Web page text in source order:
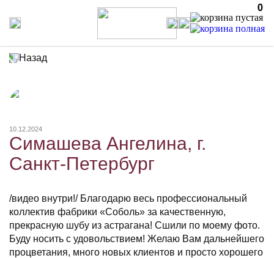
0
0
Назад
10.12.2024
Симашева Ангелина, г.
Санкт-Петербург
/видео внутри!/ Благодарю весь профессиональный
коллектив фабрики «Соболь» за качественную,
прекрасную шубу из астрагана! Сшили по моему фото.
Буду носить с удовольствием! Желаю Вам дальнейшего
процветания, много новых клиентов и просто хорошего